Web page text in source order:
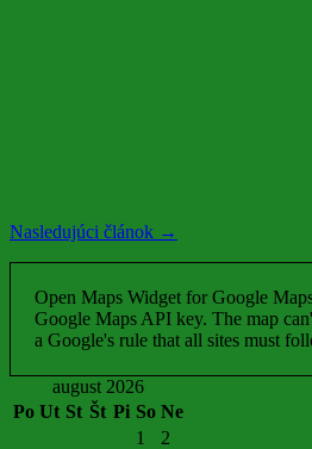
Nasledujúci článok →
Open Maps Widget for Google
Google Maps API key. The map
a Google's rule that all sites must
august 2026
Po Ut St Št Pi So Ne
1
2